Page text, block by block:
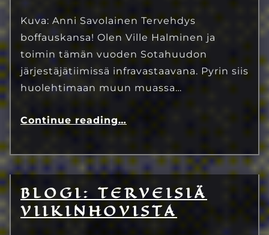
Kuva: Anni Savolainen Tervehdys
boffauskansa! Olen Ville Halminen ja
toimin tämän vuoden Sotahuudon
järjestäjätiimissä infravastaavana. Pyrin siis
huolehtimaan muun muassa…
Continue reading…
BLOGI: TERVEISIÄ
VIIKINHOVISTA
4.6.2023
Eetu Kinnunen